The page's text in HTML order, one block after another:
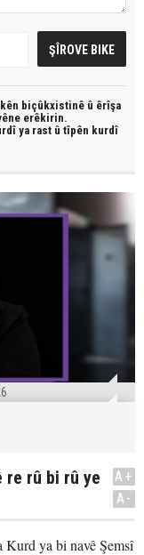
biçûkxistinê û êrîşa
erêkirin.
ya rast û tîpên kurdî
re rû bi rû ye
A+
A-
Kurd ya bi navê Şemsî